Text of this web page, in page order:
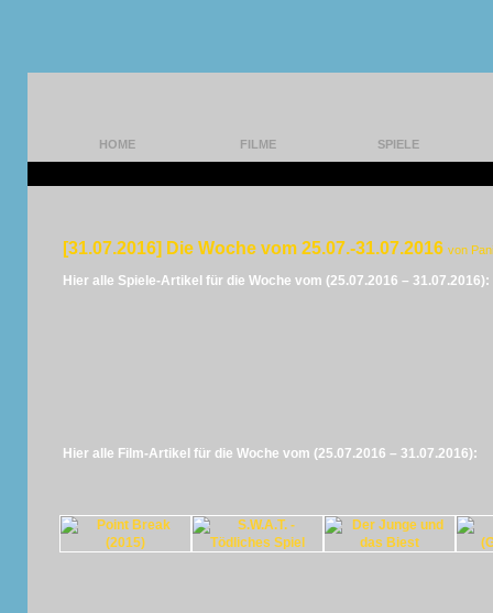
HOME FILME SPIELE
[31.07.2016] Die Woche vom 25.07.-31.07.2016 von
Hier alle Spiele-Artikel für die Woche vom (25.07.2016 – 31.07.2016):
Hier alle Film-Artikel für die Woche vom (25.07.2016 – 31.07.2016):